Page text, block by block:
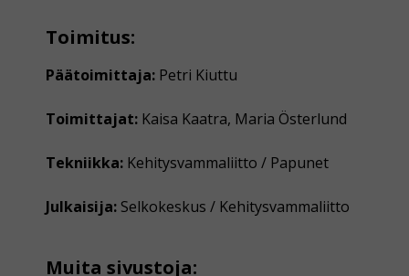
Toimitus:
Päätoimittaja: Petri Kiuttu
Toimittajat: Kaisa Kaatra, Maria Österlund
Tekniikka: Kehitysvammaliitto / Papunet
Julkaisija: Selkokeskus / Kehitysvammaliitto
Muita sivustoja: